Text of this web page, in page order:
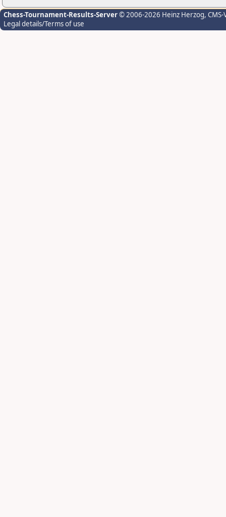
Chess-Tournament-Results-Server© 2006-2026 Heinz Herzog,
Legal details/Terms of use